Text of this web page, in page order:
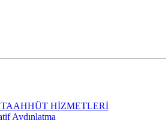
HİZMETLERİ
Aydınlatma